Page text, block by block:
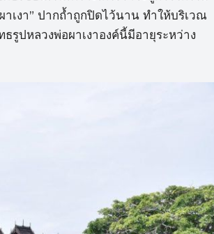
าเงา” ปากถ้ำถูกปิดไว้นาน ทำให้บริเวณ
รูปหลวงพ่อผาเงาองค์นี้มีอายุระหว่าง